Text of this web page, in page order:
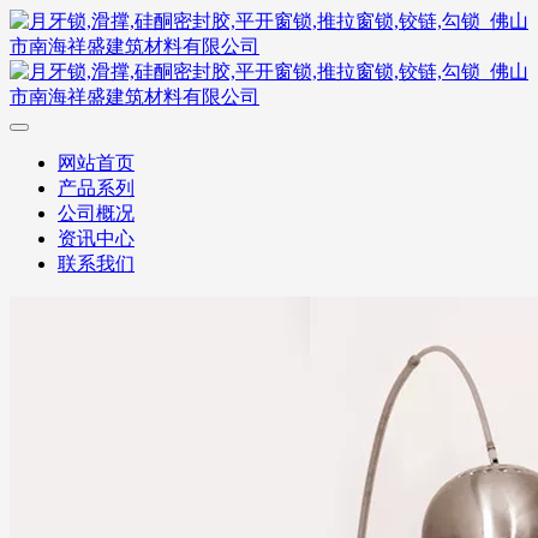
网站首页
产品系列
公司概况
资讯中心
联系我们